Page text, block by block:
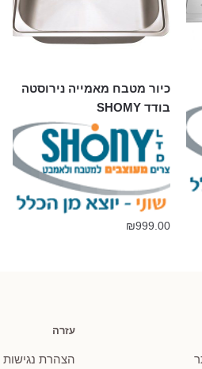
כיור מטבח מאמייה נירוסטה
בודד SHOMY
₪999.00
עזרה
הצהרת נגישות